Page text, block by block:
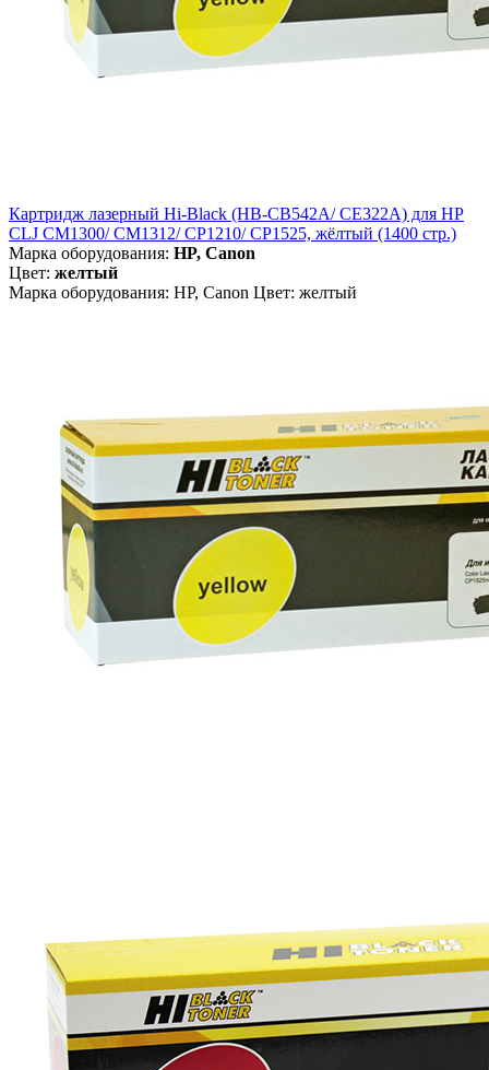
Картридж лазерный Hi-Black (HB-CB542A/ CE322A) для HP
CLJ CM1300/ CM1312/ CP1210/ CP1525, жёлтый (1400 стр.)
Марка оборудования: HP, Canon
Цвет: желтый
Марка оборудования: HP, Canon Цвет: желтый